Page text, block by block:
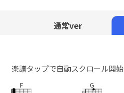
通常ver
楽譜タップで自動スクロール開始
F G